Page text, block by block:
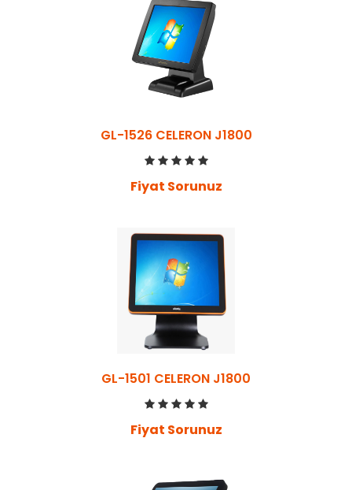
GL-1526 CELERON J1800
Fiyat Sorunuz
GL-1501 CELERON J1800
Fiyat Sorunuz